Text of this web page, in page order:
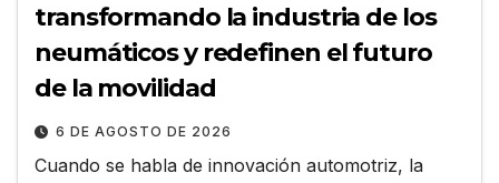
transformando la industria de los
neumáticos y redefinen el futuro
de la movilidad
6 DE AGOSTO DE 2026
Cuando se habla de innovación automotriz, la